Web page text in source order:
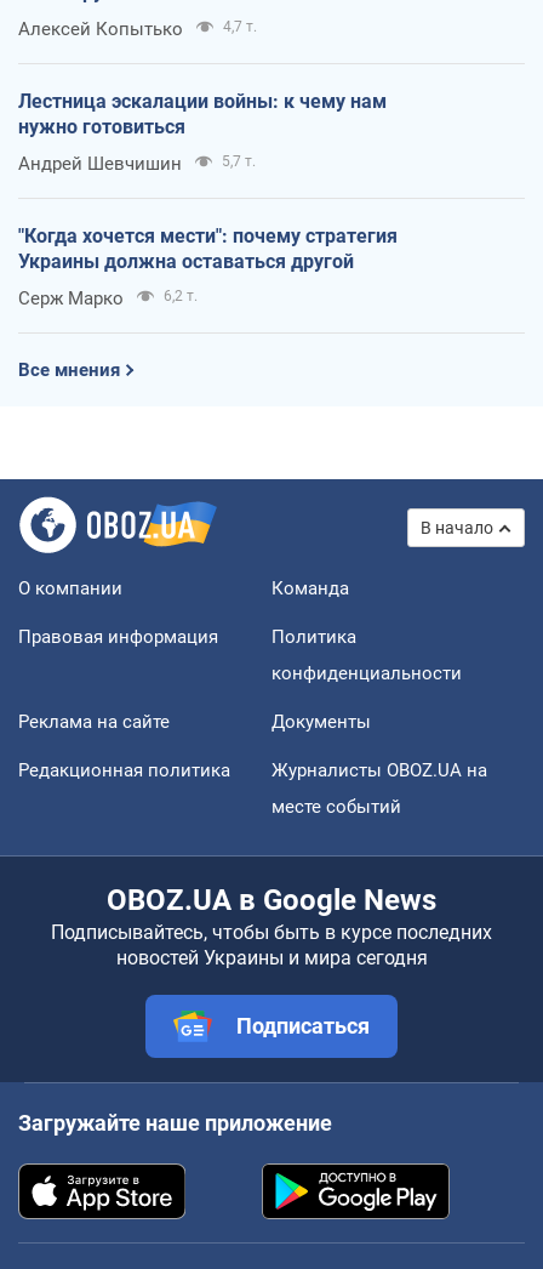
Алексей Копытько 4,7 т.
Лестница эскалации войны: к чему нам
нужно готовиться
Андрей Шевчишин 5,7 т.
"Когда хочется мести": почему стратегия
Украины должна оставаться другой
Серж Марко 6,2 т.
Все мнения
В начало
О компании Команда
Правовая информация
Политика
конфиденциальности
Реклама на сайте Документы
Редакционная политика
Журналисты OBOZ.UA на
месте событий
OBOZ.UA в Google News
Подписывайтесь, чтобы быть в курсе последних
новостей Украины и мира сегодня
Подписаться
Загружайте наше приложение